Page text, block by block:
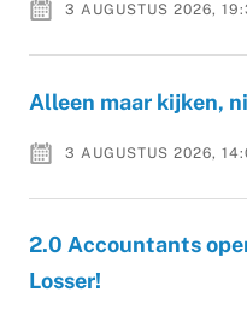
3 AUGUSTUS 2026,
Alleen maar kijken,
3 AUGUSTUS 2026,
2.0 Accountants
Losser!